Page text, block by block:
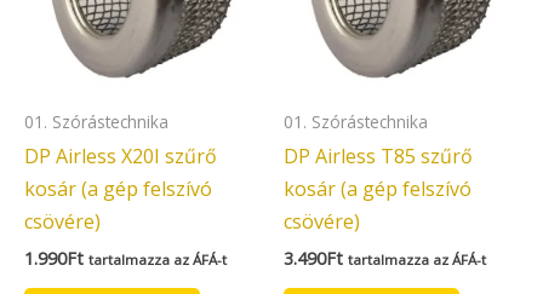
01. Szórástechnika
DP Airless X20I szűrő
kosár (a gép felszívó
csövére)
1.990Ft tartalmazza az ÁFÁ-t
01. Szórástechnika
DP Airless T85 szűrő
kosár (a gép felszívó
csövére)
3.490Ft tartalmazza az ÁFÁ-t